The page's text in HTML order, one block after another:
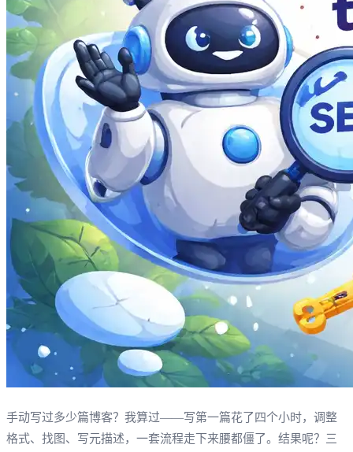
手动写过多少篇博客？我算过——写第一篇花了四个小时，调整
格式、找图、写元描述，一套流程走下来腰都僵了。结果呢？三